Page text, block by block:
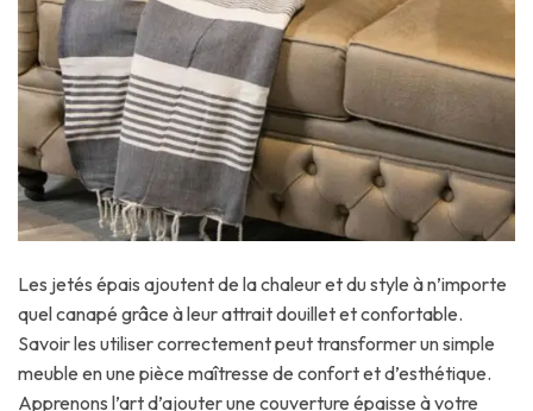
Les jetés épais ajoutent de la chaleur et du style à n’importe
quel canapé grâce à leur attrait douillet et confortable.
Savoir les utiliser correctement peut transformer un simple
meuble en une pièce maîtresse de confort et d’esthétique.
Apprenons l’art d’ajouter une couverture épaisse à votre